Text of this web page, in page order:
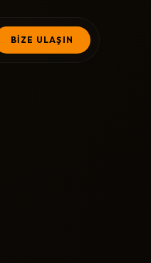
BİZE ULAŞIN